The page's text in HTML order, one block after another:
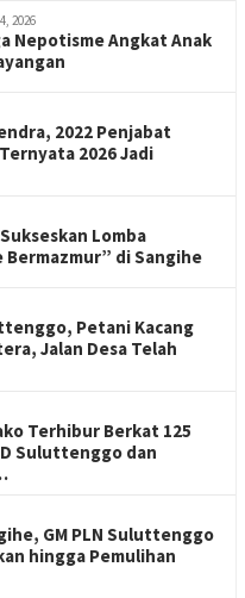
2026
Nepotisme Angkat Anak
2022 Penjabat
2026 Jadi
Lomba
Bermazmur” di Sangihe
Petani Kacang
Jalan Desa Telah
Terhibur Berkat 125
Suluttenggo dan
GM PLN Suluttenggo
hingga Pemulihan